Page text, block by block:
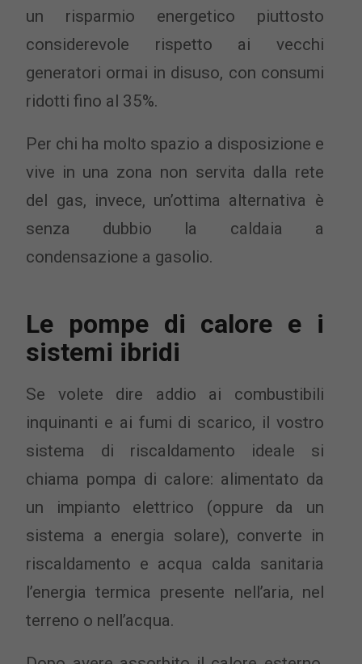
un risparmio energetico piuttosto
considerevole rispetto ai vecchi
generatori ormai in disuso, con consumi
ridotti fino al 35%.
Per chi ha molto spazio a disposizione e
vive in una zona non servita dalla rete
del gas, invece, un’ottima alternativa è
senza dubbio la caldaia a
condensazione a gasolio.
Le pompe di calore e i
sistemi ibridi
Se volete dire addio ai combustibili
inquinanti e ai fumi di scarico, il vostro
sistema di riscaldamento ideale si
chiama pompa di calore: alimentato da
un impianto elettrico (oppure da un
sistema a energia solare), converte in
riscaldamento e acqua calda sanitaria
l’energia termica presente nell’aria, nel
terreno o nell’acqua.